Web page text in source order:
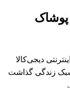
پوشاک
دیجی‌کالا
زندگی گذاشت